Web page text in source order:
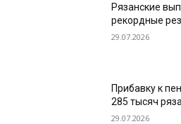
Рязанские
рекордные
29.07.2026
Прибавку к
285 тысяч
29.07.2026